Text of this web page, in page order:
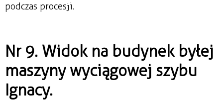
podczas procesji.
Nr 9. Widok na budynek byłej
maszyny wyciągowej szybu
Ignacy.